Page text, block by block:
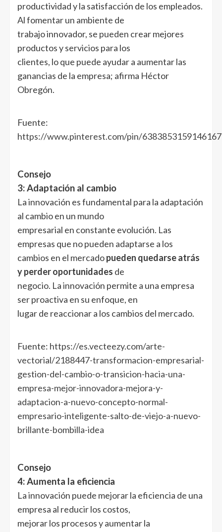
productividad y la satisfacción de los empleados.
Al fomentar un ambiente de
trabajo innovador, se pueden crear mejores
productos y servicios para los
clientes, lo que puede ayudar a aumentar las
ganancias de la empresa; afirma Héctor
Obregón.
Fuente:
https://www.pinterest.com/pin/
Consejo
3: Adaptación al cambio
La innovación es fundamental para la adaptación
al cambio en un mundo
empresarial en constante evolución. Las
empresas que no pueden adaptarse a los
cambios en el mercadopueden quedarse atrás
y perder oportunidades de
negocio. La innovación permite a una empresa
ser proactiva en su enfoque, en
lugar de reaccionar a los cambios del mercado.
Fuente: https://es.vecteezy.com/arte-
vectorial/2188447-transformacion-empresarial-
gestion-del-cambio-o-transicion-hacia-una-
empresa-mejor-innovadora-mejora-y-
adaptacion-a-nuevo-concepto-normal-
empresario-inteligente-salto-de-viejo-a-nuevo-
brillante-bombilla-idea
Consejo
4: Aumenta la eficiencia
La innovación puede mejorar la eficiencia de una
empresa al reducir los costos,
mejorar los procesos y aumentar la